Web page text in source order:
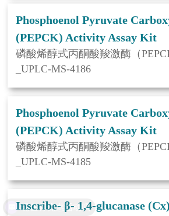
Phosphoenol Pyruvate
(PEPCK) Activity Assay Kit
磷酸烯醇式丙酮酸羧激酶（
_UPLC-MS-4186
Phosphoenol Pyruvate
(PEPCK) Activity Assay Kit
磷酸烯醇式丙酮酸羧激酶（
_UPLC-MS-4185
Inscribe- β- 1,4-glucanase
现在有优惠活动吗